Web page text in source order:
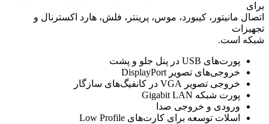
برای
اتصال مانیتور، کیبورد، موس، پرینتر، فلش، هارد اکسترنال و
تجهیزات
شبکه است.
پورت‌های USB در پنل جلو و پشت
خروجی‌های تصویر DisplayPort
خروجی تصویر VGA در کانفیگ‌های سازگار
پورت شبکه Gigabit LAN
ورودی و خروجی صدا
اسلات توسعه برای کارت‌های Low Profile